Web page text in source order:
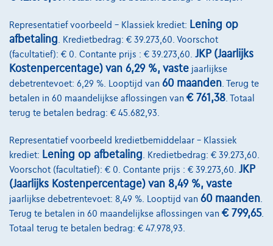
Audi A330 TFSI Sportback Business *Navigatie*Carplay
02/2024
68.217 km Benzine Automaat 81 kW ( 110 PK )
€23.750 ✓ BTW aftrekbaar
Vanaf€358,61/maandmet een laatste
maandaflossing van€7.483,61
Representatief voorbeeld – Klassiek krediet: Lening op
afbetaling . Kredietbedrag: € 39.273,60. Voorschot
(facultatief): € 0. Contante prijs : € 39.273,60. JKP (Jaarlijks
Kostenpercentage) van 6,29 %, vaste jaarlijkse
debetrentevoet: 6,29 %. Looptijd van 60 maanden . Terug te
betalen in 60 maandelijkse aflossingen van € 761,38 . Totaal
terug te betalen bedrag: € 45.682,93.
Representatief voorbeeld kredietbemiddelaar – Klassiek
krediet: Lening op afbetaling . Kredietbedrag: € 39.273,60.
Voorschot (facultatief): € 0. Contante prijs : € 39.273,60. JKP
(Jaarlijks Kostenpercentage) van 8,49 %, vaste
jaarlijkse debetrentevoet: 8,49 %. Looptijd van 60 maanden
Terug te betalen in 60 maandelijkse aflossingen van € 799,65.
Totaal terug te betalen bedrag: € 47.978,93.